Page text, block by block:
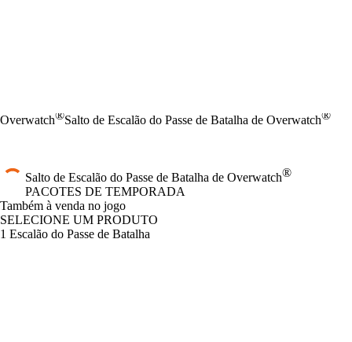
Overwatch®Salto de Escalão do Passe de Batalha de Overwatch®
Salto de Escalão do Passe de Batalha de Overwatch®
PACOTES DE TEMPORADA
Product Notification
Também à venda no jogo
SELECIONE UM PRODUTO
1 Escalão do Passe de Batalha